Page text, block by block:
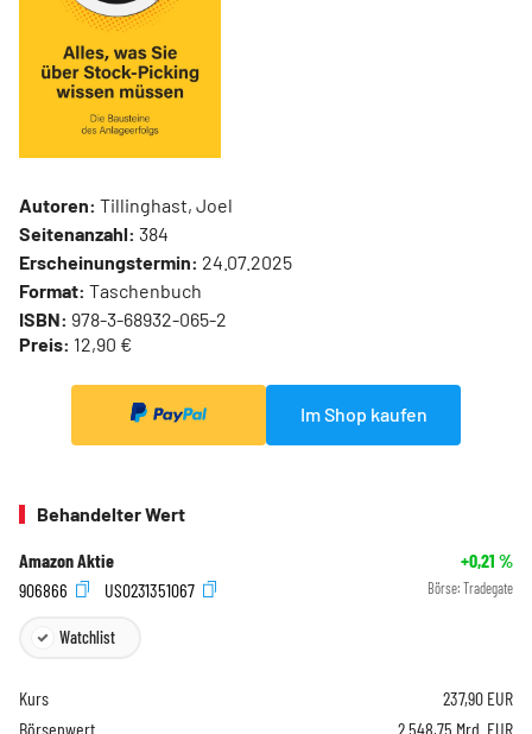
Autoren: Tillinghast, Joel
Seitenanzahl: 384
Erscheinungstermin: 24.07.2025
Format: Taschenbuch
ISBN: 978-3-68932-065-2
Preis: 12,90 €
Im Shop kaufen
Behandelter Wert
Amazon Aktie +0,21 %
906866
US0231351067 Börse: Tradegate
Watchlist
Kurs 237,90 EUR
Börsenwert
2.548,75 Mrd. EUR